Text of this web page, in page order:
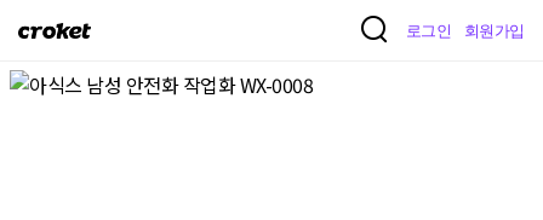
크
켓
로그인 회원가입